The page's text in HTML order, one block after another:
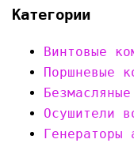
Категории
Винтовые
Поршневые
Осушители
Генераторы